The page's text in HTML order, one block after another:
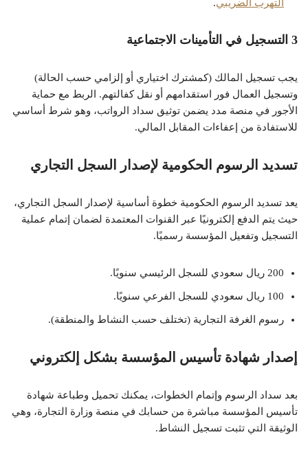
التهرب الضريبي.
3 التسجيل في التأمينات الاجتماعية
يجب تسجيل المالك (كمشترك اختياري أو إلزامي حسب الحالة)
وتسجيل العمال فور استقدامهم أو نقل كفالتهم. الربط مع حماية
الأجور في منصة مدد يضمن توثيق سداد الرواتب، وهو شرط أساسي
للاستفادة من إعفاءات المقابل المالي.
تسديد الرسوم الحكومية لإصدار السجل التجاري
يعد تسديد الرسوم الحكومية خطوة أساسية لإصدار السجل التجاري،
حيث يتم الدفع إلكترونيًا عبر القنوات المعتمدة لضمان إتمام عملية
التسجيل وتفعيل المؤسسة رسميًا.
200 ريال سعودي للسجل الرئيسي سنويًا.
100 ريال سعودي للسجل الفرعي سنويًا.
رسوم الغرفة التجارية (تختلف حسب النشاط والمنطقة).
إصدار شهادة تأسيس المؤسسة بشكل إلكتروني
بعد سداد الرسوم وإتمام الخطوات، يمكنك تحميل وطباعة شهادة
تأسيس المؤسسة مباشرة من حسابك في منصة وزارة التجارة، وهي
الوثيقة التي تثبت تسجيل النشاط.